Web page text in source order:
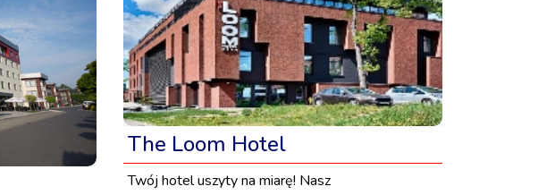
The Loom Hotel
Twój hotel uszyty na miarę! Nasz